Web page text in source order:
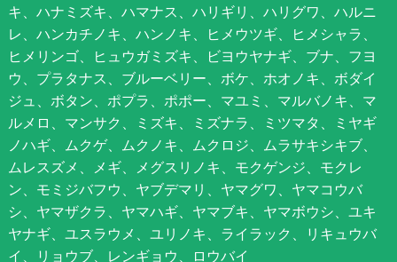
キ、ハナミズキ、ハマナス、ハリギリ、ハリグワ、ハルニ
レ、ハンカチノキ、ハンノキ、ヒメウツギ、ヒメシャラ、
ヒメリンゴ、ヒュウガミズキ、ビヨウヤナギ、ブナ、フヨ
ウ、プラタナス、ブルーベリー、ボケ、ホオノキ、ボダイ
ジュ、ボタン、ポプラ、ポポー、マユミ、マルバノキ、マ
ルメロ、マンサク、ミズキ、ミズナラ、ミツマタ、ミヤギ
ノハギ、ムクゲ、ムクノキ、ムクロジ、ムラサキシキブ、
ムレスズメ、メギ、メグスリノキ、モクゲンジ、モクレ
ン、モミジバフウ、ヤブデマリ、ヤマグワ、ヤマコウバ
シ、ヤマザクラ、ヤマハギ、ヤマブキ、ヤマボウシ、ユキ
ヤナギ、ユスラウメ、ユリノキ、ライラック、リキュウバ
イ、リョウブ、レンギョウ、ロウバイ